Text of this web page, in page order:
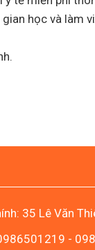
học và làm
35 Lê Văn
-